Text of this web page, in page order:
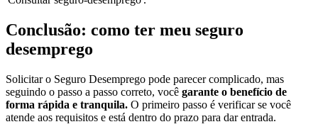
Conclusão: como ter meu seguro
desemprego
Solicitar o Seguro Desemprego pode parecer complicado, mas
seguindo o passo a passo correto, você garante o benefício de
forma rápida e tranquila. O primeiro passo é verificar se você
atende aos requisitos e está dentro do prazo para dar entrada.